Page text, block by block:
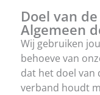
Doel van
Algemeen
Wij gebruiken
behoeve van
dat het doel van
verband houdt